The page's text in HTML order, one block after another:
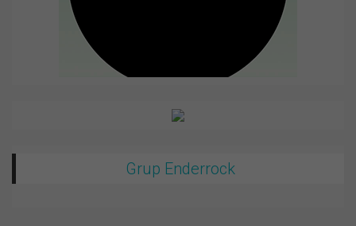
Grup Enderrock